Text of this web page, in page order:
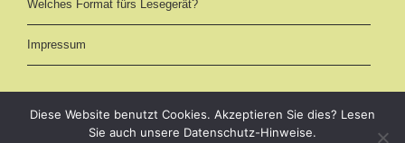
Welches Format fürs Lesegerät?
Impressum
Diese Website benutzt Cookies. Akzeptieren Sie dies? Lesen
Sie auch unsere Datenschutz-Hinweise.